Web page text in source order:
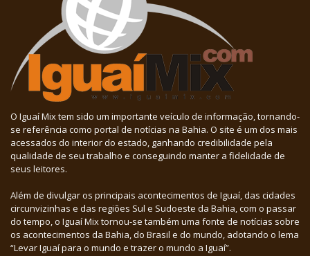
O Iguaí Mix tem sido um importante veículo de informação, tornando-
se referência como portal de notícias na Bahia. O site é um dos mais
acessados do interior do estado, ganhando credibilidade pela
qualidade de seu trabalho e conseguindo manter a fidelidade de
seus leitores.
Além de divulgar os principais acontecimentos de Iguaí, das cidades
circunvizinhas e das regiões Sul e Sudoeste da Bahia, com o passar
do tempo, o Iguaí Mix tornou-se também uma fonte de notícias sobre
os acontecimentos da Bahia, do Brasil e do mundo, adotando o lema
“Levar Iguaí para o mundo e trazer o mundo a Iguaí”.